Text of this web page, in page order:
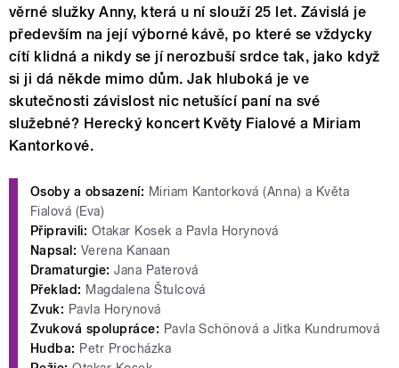
věrné služky Anny, která u ní slouží 25 let. Závislá je
především na její výborné kávě, po které se vždycky
cítí klidná a nikdy se jí nerozbuší srdce tak, jako když
si ji dá někde mimo dům. Jak hluboká je ve
skutečnosti závislost nic netušící paní na své
služebné? Herecký koncert Květy Fialové a Miriam
Kantorkové.
Osoby a obsazení: Miriam Kantorková (Anna) a Květa
Fialová (Eva)
Připravili: Otakar Kosek a Pavla Horynová
Napsal: Verena Kanaan
Dramaturgie: Jana Paterová
Překlad: Magdalena Štulcová
Zvuk: Pavla Horynová
Zvuková spolupráce: Pavla Schönová a Jitka Kundrumová
Hudba: Petr Procházka